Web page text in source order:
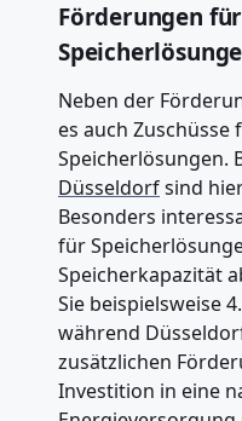
Förderungen
Neben der
es auch
Speicherlösungen.
Düsseldorfsind
Besonders
für
Speicherkapazität
Sie beispielsweise
während
zusätzlichen
Investition in eine